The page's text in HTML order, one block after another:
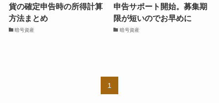
貨の確定申告時の所得計算
方法まとめ
暗号資産
申告サポート開始。募集期
限が短いのでお早めに
暗号資産
1